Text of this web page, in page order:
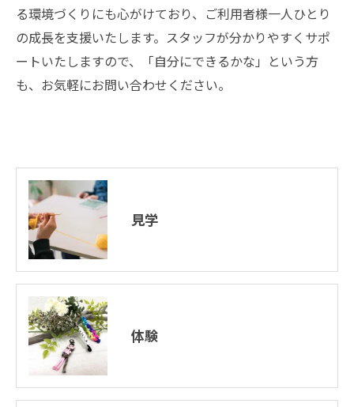
る環境づくりにも心がけており、ご利用者様一人ひとり
の成長を支援いたします。スタッフが分かりやすくサポ
ートいたしますので、「自分にできるかな」という方
も、お気軽にお問い合わせください。
見学
体験